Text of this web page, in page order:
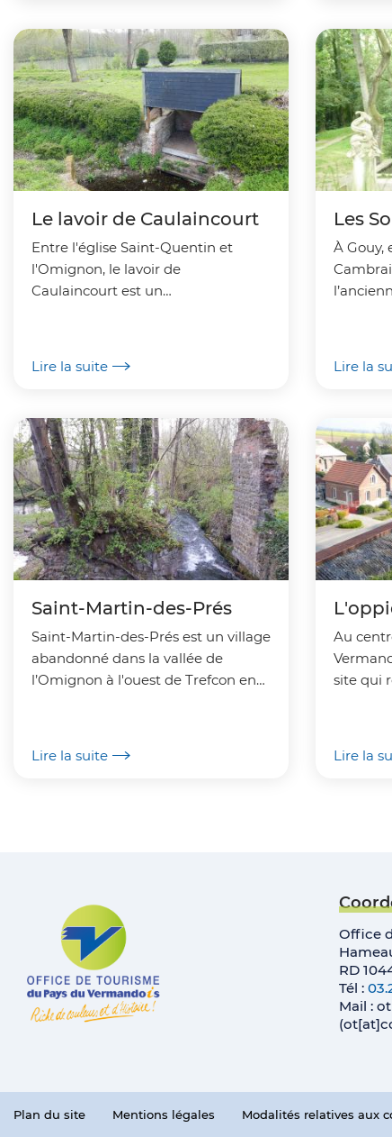
Le lavoir de Caulaincourt
Entre l'église Saint-Quentin et
l'Omignon, le lavoir de
Caulaincourt est un
Lire la suite
Les
À Gouy,
Lire la
Saint-Martin-des-Prés
Saint-Martin-des-Prés est un village
abandonné dans la vallée de
l’Omignon à l'ouest de Trefcon en
Lire la suite
Au
site qui
Lire la
Office
RD
Tél :
Mail : ot
Plan du site Mentions légales Modalités relatives aux